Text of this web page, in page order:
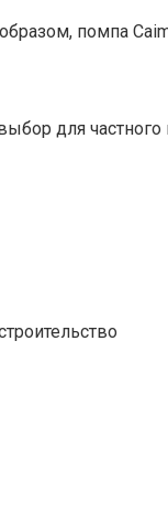
помпа
для частного